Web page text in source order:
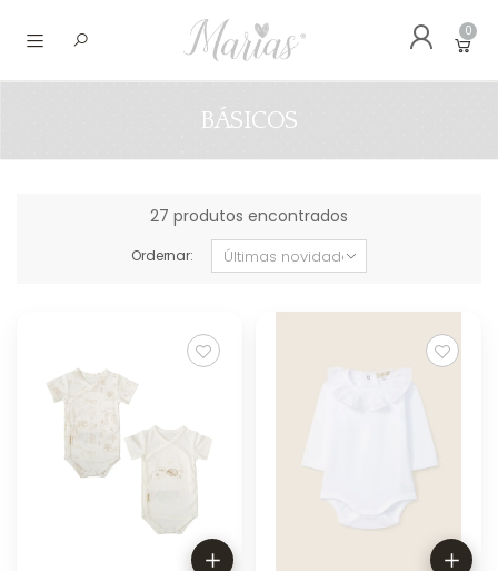
Abrir menu
0
BÁSICOS
27 produtos encontrados
Ordernar: